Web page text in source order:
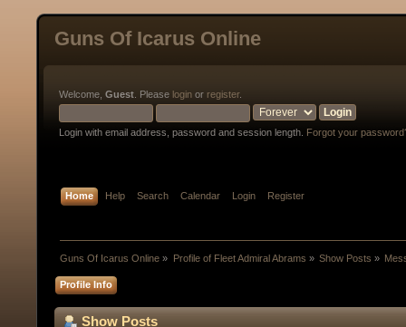
Guns Of Icarus Online
Welcome, Guest . Please login or register.
Login with email address, password and session length. Forgot your
Home Help Search Calendar Login Register
Guns Of Icarus Online » Profile of Fleet Admiral Abrams » Show Posts »
Profile Info
Show Posts